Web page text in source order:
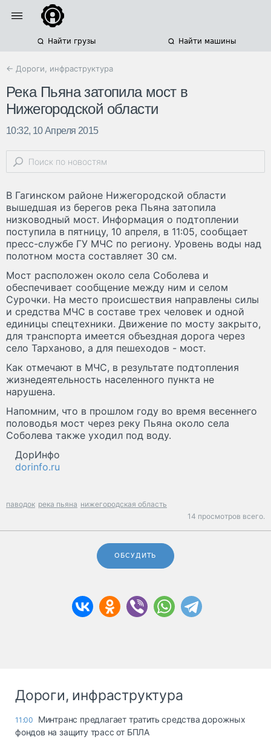
Найти грузы Найти машины
← Дороги, инфраструктура
Река Пьяна затопила мост в
Нижегородской области
10:32, 10 Апреля 2015
В Гагинском районе Нижегородской области
вышедшая из берегов река Пьяна затопила
низководный мост. Информация о подтоплении
поступила в пятницу, 10 апреля, в 11:05, сообщает
пресс-службе ГУ МЧС по региону. Уровень воды над
полотном моста составляет 30 см.
Мост расположен около села Соболева и
обеспечивает сообщение между ним и селом
Сурочки. На место происшествия направлены силы
и средства МЧС в составе трех человек и одной
единицы спецтехники. Движение по мосту закрыто,
для транспорта имеется объездная дорога через
село Тарханово, а для пешеходов - мост.
Как отмечают в МЧС, в результате подтопления
жизнедеятельность населенного пункта не
нарушена.
Напомним, что в прошлом году во время весеннего
половодья мост через реку Пьяна около села
Соболева также уходил под воду.
ДорИнфо
dorinfo.ru
паводок река пьяна нижегородская область
14 просмотров всего.
ОБСУДИТЬ
Дороги, инфраструктура
11:00
Минтранс предлагает тратить средства дорожных
фондов на защиту трасс от БПЛА